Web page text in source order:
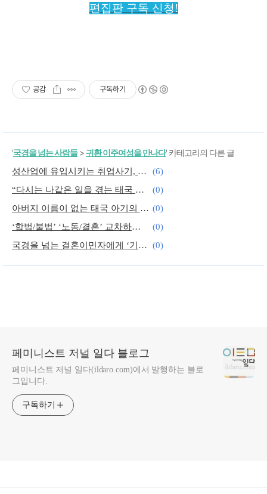
편집판 구독 신청!
공감 구독하기
'국경을 넘는 사람들> 귀환 이주여성을 만나다' 카테고리의 다른 글
성산업에 유입시키는 취업사기, 인신매매입니다
(6)
“다시는 나같은 일을 겪는 태국 여성들이 없길”
(0)
아버지 이름이 없는 태국 아기의 출생증명서 (0)
‘합법/불법’ ‘노동/결혼’ 교차하는 여성의 이주
(0)
국경을 넘는 결혼이민자에게 ‘기댈 언덕’이 필요하다
(0)
제가 한국에 가서, 엄마랑 살 수 있을까요?
(0)
페미니스트 저널 일다 블로그
페미니스트 저널 일다(ildaro.com)에서 발행하는 블로
그입니다.
구독하기